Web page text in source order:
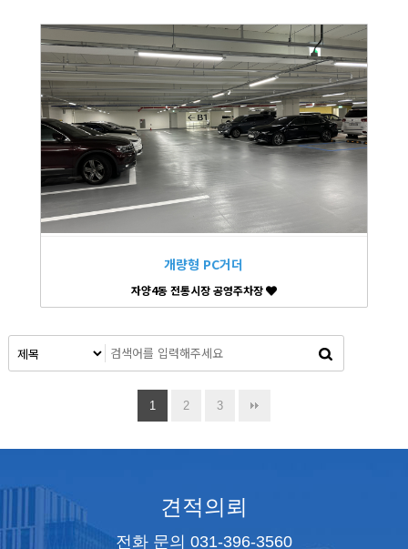
개량형 PC거더
자양4동 전통시장 공영주차장
1 2 3
견적의뢰
전화 문의 031-396-3560